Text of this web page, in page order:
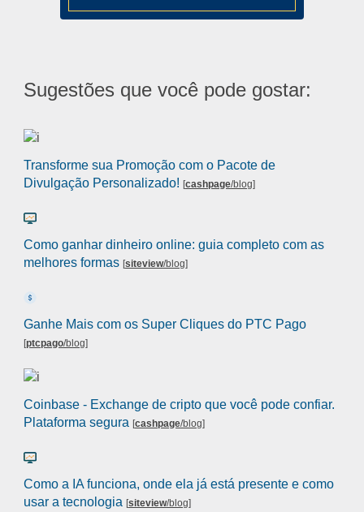
Sugestões que você pode gostar:
Transforme sua Promoção com o Pacote de
Divulgação Personalizado! [cashpage/blog]
Como ganhar dinheiro online: guia completo com as
melhores formas [siteview/blog]
Ganhe Mais com os Super Cliques do PTC Pago
[ptcpago/blog]
Coinbase - Exchange de cripto que você pode confiar.
Plataforma segura [cashpage/blog]
Como a IA funciona, onde ela já está presente e como
usar a tecnologia [siteview/blog]